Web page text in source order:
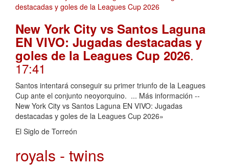
New York City vs Santos Laguna
EN VIVO: Jugadas destacadas y
goles de la Leagues Cup 2026.
17:41
Santos intentará conseguir su primer triunfo de la Leagues
Cup ante el conjunto neoyorquino. ... Más información --
New York City vs Santos Laguna EN VIVO: Jugadas
destacadas y goles de la Leagues Cup 2026»
El Siglo de Torreón
royals - twins